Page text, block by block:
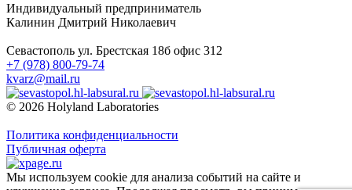
Индивидуальный предприниматель
Калинин Дмитрий Николаевич
Севастополь ул. Брестская 18б офис 312
+7 (978) 800-79-74
kvarz@mail.ru
© 2026 Holyland Laboratories
Политика конфиденциальности
Публичная оферта
Мы используем cookie для анализа событий на сайте и